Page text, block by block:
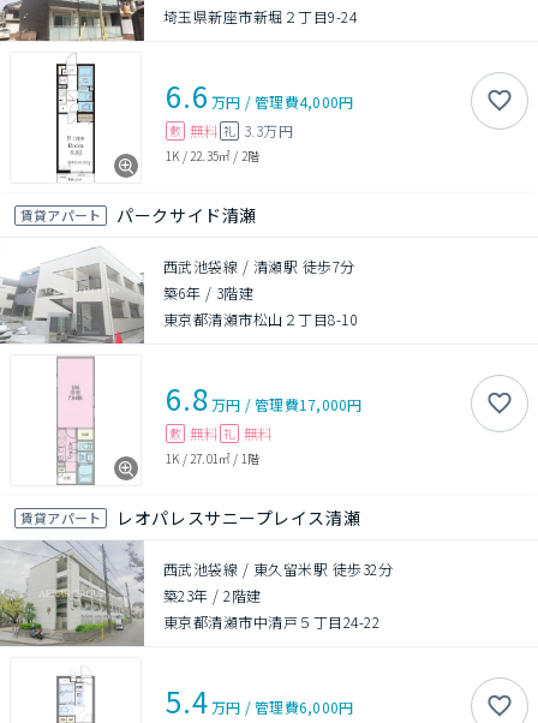
埼玉県新座市新堀２丁目9-24
6.6 万円 /管理費4,000円
敷 無料 礼 3.3万円
1K / 22.35㎡ / 2階
賃貸アパート パークサイド清瀬
西武池袋線 / 清瀬駅 徒歩7分
築6年 / 3階建
東京都清瀬市松山２丁目8-10
6.8万円 /管理費17,000円
敷 無料 礼 無料
1K / 27.01㎡ / 1階
賃貸アパート レオパレスサニープレイス清瀬
西武池袋線 / 東久留米駅 徒歩32分
築23年 /2階建
東京都清瀬市中清戸５丁目24-22
5.4万円 /管理費6,000円